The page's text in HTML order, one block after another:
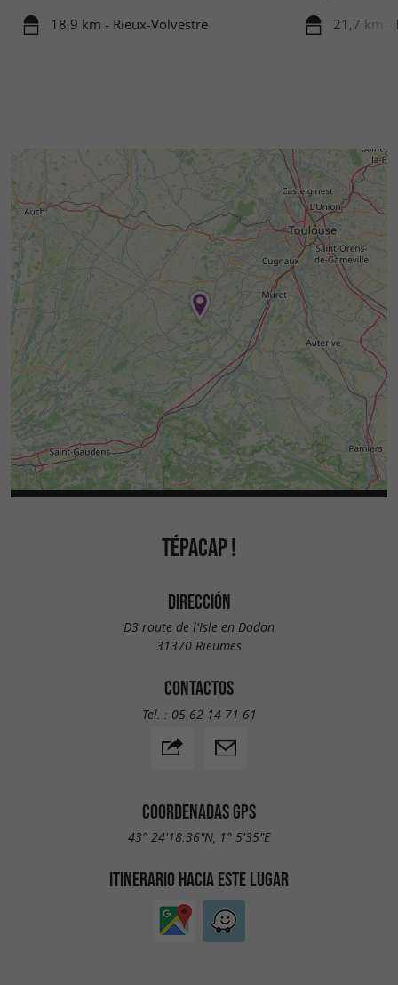
18,9 km - Rieux-Volvestre 21,7 km -
TÉPACAP !
DIRECCIÓN
D3 route de l'Isle en Dodon
31370 Rieumes
CONTACTOS
Tel. : 05 62 14 71 61
COORDENADAS GPS
43° 24'18.36"N, 1° 5'35"E
ITINERARIO HACIA ESTE LUGAR